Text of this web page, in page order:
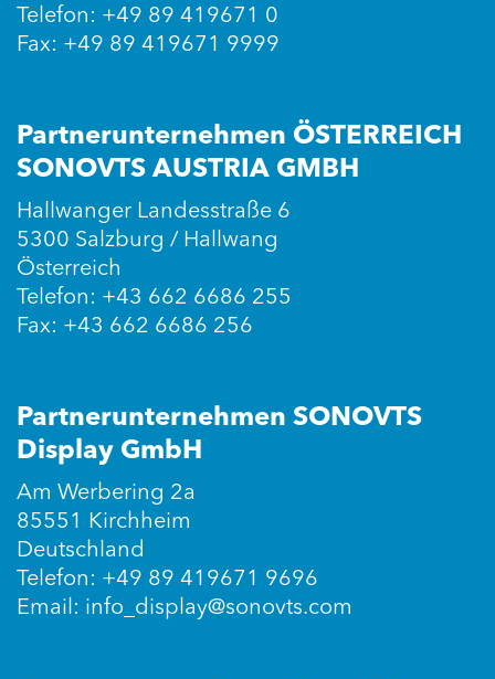
Telefon: +49 89 419671 0
Fax: +49 89 419671 9999
Partnerunternehmen ÖSTERREICH
SONOVTS AUSTRIA GMBH
Hallwanger Landesstraße 6
5300 Salzburg / Hallwang
Österreich
Telefon: +43 662 6686 255
Fax: +43 662 6686 256
Partnerunternehmen SONOVTS
Display GmbH
Am Werbering 2a
85551 Kirchheim
Deutschland
Telefon: +49 89 419671 9696
Email: info_display@sonovts.com